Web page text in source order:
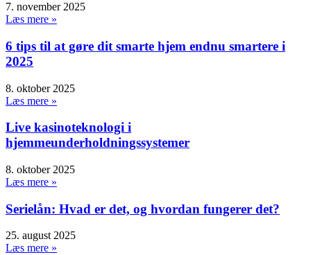
7. november 2025
Læs mere »
6 tips til at gøre dit smarte hjem endnu smartere i
2025
8. oktober 2025
Læs mere »
Live kasinoteknologi i
hjemmeunderholdningssystemer
8. oktober 2025
Læs mere »
Serielån: Hvad er det, og hvordan fungerer det?
25. august 2025
Læs mere »